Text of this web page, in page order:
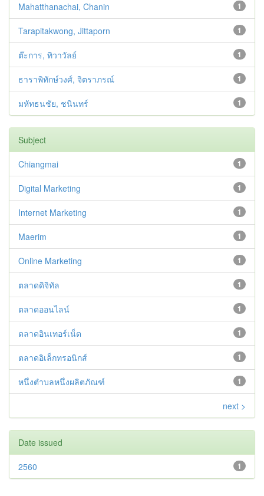
1
Mahatthanachai, Chanin
1
Tarapitakwong, Jittaporn
1
ต๊ะการ, ทิวาวัลย์
1
ธาราพิทักษ์วงศ์, จิตราภรณ์
1
มหัทธนชัย, ชนินทร์
Subject
1
Chiangmai
1
Digital Marketing
1
Internet Marketing
1
Maerim
1
Online Marketing
1
ตลาดดิจิทัล
1
ตลาดออนไลน์
1
ตลาดอินเทอร์เน็ต
1
ตลาดอิเล็กทรอนิกส์
1
หนึ่งตำบลหนึ่งผลิตภัณฑ์
next >
Date issued
1
2560